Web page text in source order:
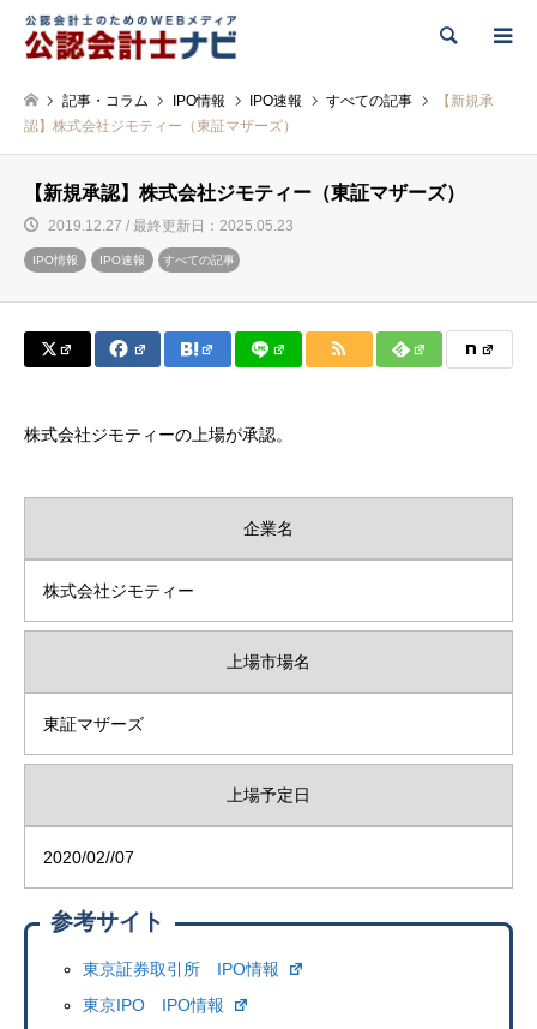
検索
記事・コラム IPO情報 IPO速報 すべての記事
【新規承
認】株式会社ジモティー（東証マザーズ）
【新規承認】株式会社ジモティー（東証マザーズ）
2019.12.27 / 最終更新日：2025.05.23
IPO情報 IPO速報 すべての記事
株式会社ジモティーの上場が承認。
企業名
株式会社ジモティー
上場市場名
東証マザーズ
上場予定日
2020/02//07
参考サイト
東京証券取引所 IPO情報
東京IPO IPO情報